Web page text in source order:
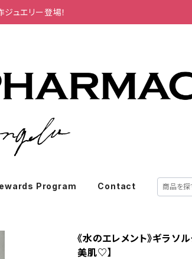
ュエリー登場！
Program Contact
《水のエレメント》ギラソ
美肌♡】